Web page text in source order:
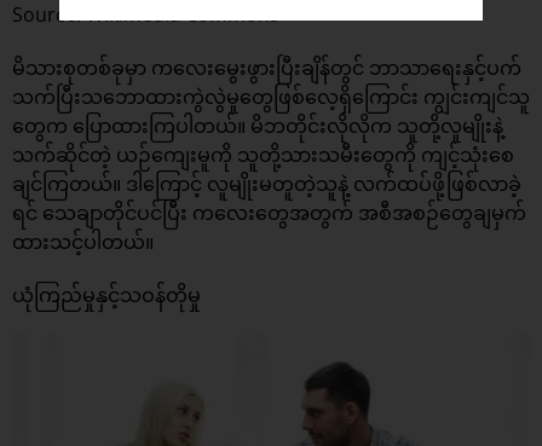
Source: Wikimedia Commons
မိသားစုတစ်ခုမှာ ကလေးမွေးဖွားပြီးချိန်တွင် ဘာသာရေးနှင့်ပက်
သက်ပြီးသဘောထားကွဲလွဲမှုတွေဖြစ်လေ့ရှိကြောင်း ကျွင်းကျင်သူ
တွေက ပြောထားကြပါတယ်။ မိဘတိုင်းလိုလိုက သူတို့လူမျိုးနဲ့
သက်ဆိုင်တဲ့ ယဉ်ကျေးမူကို သူတို့သားသမီးတွေကို ကျင့်သုံးစေ
ချင်ကြတယ်။ ဒါကြောင့် လူမျိုးမတူတဲ့သူနဲ့ လက်ထပ်ဖို့ဖြစ်လာခဲ့
ရင် သေချာတိုင်ပင်ပြီး ကလေးတွေအတွက် အစီအစဉ်တွေချမှက်
ထားသင့်ပါတယ်။
ယုံကြည်မှုနှင့်သဝန်တိုမှု